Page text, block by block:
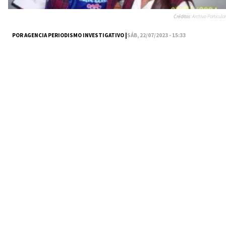
POR AGENCIA PERIODISMO INVESTIGATIVO |SÁB, 22/07/2023 - 15:33
Créditos:Archivo Particular